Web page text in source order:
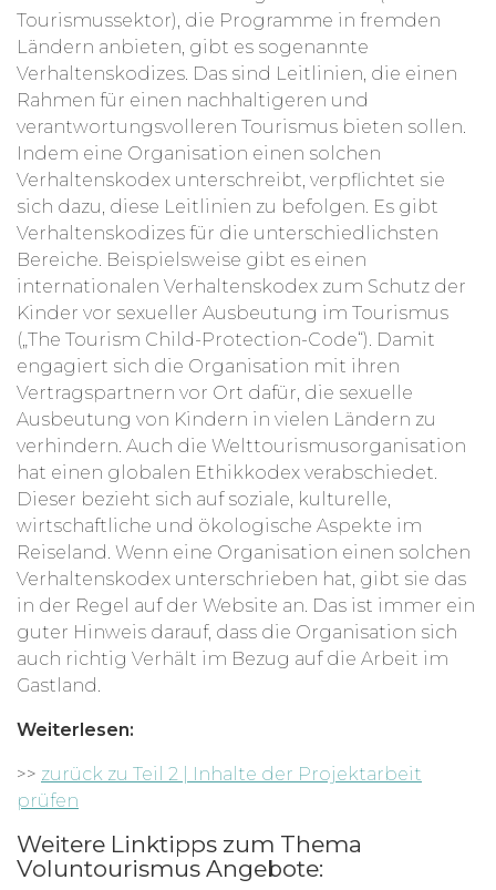
Tourismussektor), die Programme in fremden
Ländern anbieten, gibt es sogenannte
Verhaltenskodizes. Das sind Leitlinien, die einen
Rahmen für einen nachhaltigeren und
verantwortungsvolleren Tourismus bieten sollen.
Indem eine Organisation einen solchen
Verhaltenskodex unterschreibt, verpflichtet sie
sich dazu, diese Leitlinien zu befolgen. Es gibt
Verhaltenskodizes für die unterschiedlichsten
Bereiche. Beispielsweise gibt es einen
internationalen Verhaltenskodex zum Schutz der
Kinder vor sexueller Ausbeutung im Tourismus
(„The Tourism Child-Protection-Code“). Damit
engagiert sich die Organisation mit ihren
Vertragspartnern vor Ort dafür, die sexuelle
Ausbeutung von Kindern in vielen Ländern zu
verhindern. Auch die Welttourismusorganisation
hat einen globalen Ethikkodex verabschiedet.
Dieser bezieht sich auf soziale, kulturelle,
wirtschaftliche und ökologische Aspekte im
Reiseland. Wenn eine Organisation einen solchen
Verhaltenskodex unterschrieben hat, gibt sie das
in der Regel auf der Website an. Das ist immer ein
guter Hinweis darauf, dass die Organisation sich
auch richtig Verhält im Bezug auf die Arbeit im
Gastland.
Weiterlesen:
>> zurück zu Teil 2 | Inhalte der Projektarbeit
prüfen
Weitere Linktipps zum Thema
Voluntourismus Angebote: